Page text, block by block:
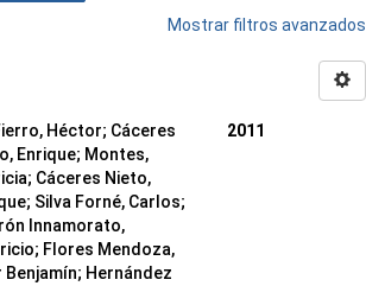
Mostrar filtros avanzados
Héctor; Cáceres
Enrique; Montes,
; Cáceres Nieto,
; Silva Forné, Carlos;
Innamorato,
; Flores Mendoza,
Benjamín; Hernández
2011